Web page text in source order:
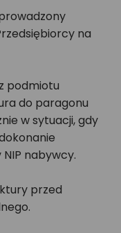
na
podmiotu
do paragonu
w sytuacji, gdy
nabywcy.
przed